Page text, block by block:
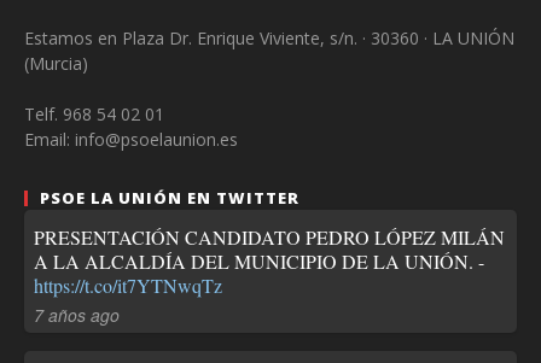
Estamos en Plaza Dr. Enrique Viviente, s/n. · 30360 · LA UNIÓN
(Murcia)
Telf. 968 54 02 01
Email: info@psoelaunion.es
PSOE LA UNIÓN EN TWITTER
PRESENTACIÓN CANDIDATO PEDRO LÓPEZ MILÁN
A LA ALCALDÍA DEL MUNICIPIO DE LA UNIÓN. -
https://t.co/it7YTNwqTz
7 años ago